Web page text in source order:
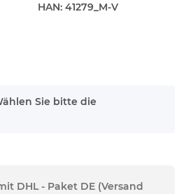
HAN: 41279_M-V
Sie bitte die
DHL - Paket DE (Versand